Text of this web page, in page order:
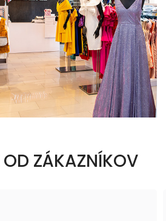
OD ZÁKAZNÍKOV